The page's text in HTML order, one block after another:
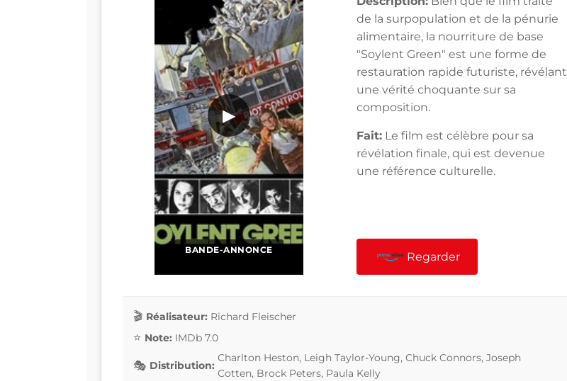
BANDE-ANNONCE
▶
de la surpopulation et de la pénurie
alimentaire, la nourriture de base
"Soylent Green" est une forme de
restauration rapide futuriste, révélant
une vérité choquante sur sa
composition.
Fait: Le film est célèbre pour sa
révélation finale, qui est devenue
une référence culturelle.
Regarder
Réalisateur: Richard Fleischer
Note: IMDb 7.0
Distribution:
Charlton Heston, Leigh Taylor-Young, Chuck Connors, Joseph
Cotten, Brock Peters, Paula Kelly